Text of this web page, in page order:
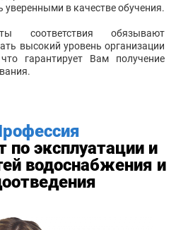
в качестве обучения.
соответствия обязывают
высокий уровень организации
гарантирует Вам получение
по эксплуатации и
водоснабжения и